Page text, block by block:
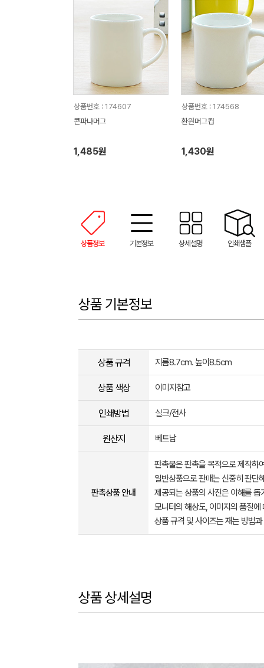
상품번호 : 174607
콘파냐머그
1,485원
상품번호 : 174568
환원머그컵
1,430원
상품정보 기본정보 상세설명 인쇄샘플
상품 기본정보
상품 규격 지름8.7cm. 높이8.5cm
상품 색상 이미지참고
인쇄방법 실크/전사
원산지 베트남
판촉상품 안내
판촉물은 판촉을 목적으로 제작하
일반상품으로 판매는 신중히 판단
제공되는 상품의 사진은 이해를
모니터의 해상도, 이미지의 품질
상품 규격 및 사이즈는 재는 방법
상품 상세설명